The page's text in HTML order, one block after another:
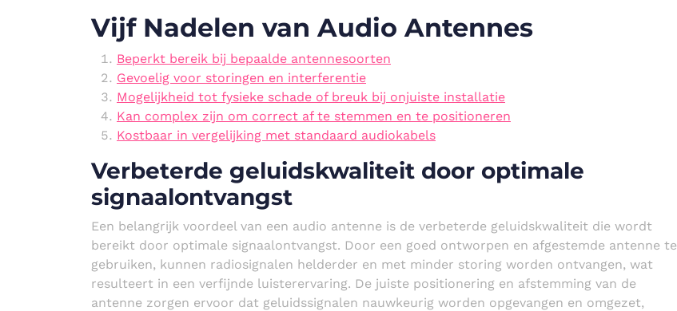
Vijf Nadelen van Audio Antennes
Beperkt bereik bij bepaalde antennesoorten
Gevoelig voor storingen en interferentie
Mogelijkheid tot fysieke schade of breuk bij onjuiste installatie
Kan complex zijn om correct af te stemmen en te positioneren
Kostbaar in vergelijking met standaard audiokabels
Verbeterde geluidskwaliteit door optimale
signaalontvangst
Een belangrijk voordeel van een audio antenne is de verbeterde geluidskwaliteit die wordt
bereikt door optimale signaalontvangst. Door een goed ontworpen en afgestemde antenne te
gebruiken, kunnen radiosignalen helderder en met minder storing worden ontvangen, wat
resulteert in een verfijnde luisterervaring. De juiste positionering en afstemming van de
antenne zorgen ervoor dat geluidssignalen nauwkeurig worden opgevangen en omgezet,